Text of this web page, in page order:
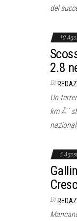
del
10
2.8
Di
Un
km Ã¨
5
Di